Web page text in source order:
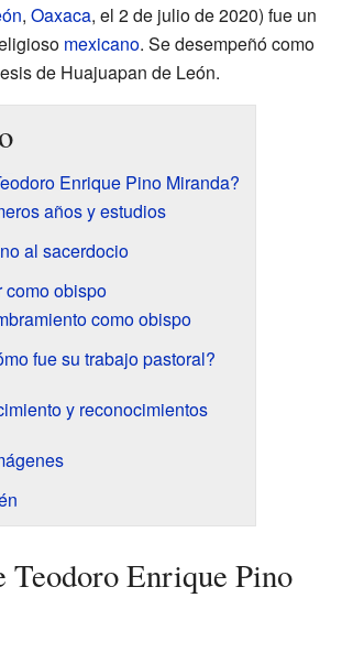
, Oaxaca, el 2 de julio de 2020) fue un
mexicano. Se desempeñó como
de Huajuapan de León.
Enrique Pino Miranda?
años y estudios
al sacerdocio
como obispo
como obispo
fue su trabajo pastoral?
y reconocimientos
Teodoro Enrique Pino